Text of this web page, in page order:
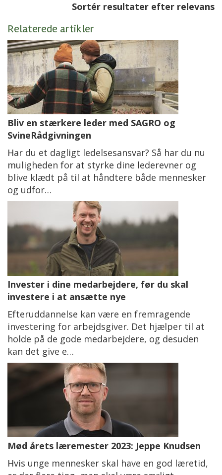
Sortér resultater efter relevans
Relaterede artikler
Bliv en stærkere leder med SAGRO og
SvineRådgivningen
Har du et dagligt ledelsesansvar? Så har du nu
muligheden for at styrke dine lederevner og
blive klædt på til at håndtere både mennesker
og udfor…
Invester i dine medarbejdere, før du skal
investere i at ansætte nye
Efteruddannelse kan være en fremragende
investering for arbejdsgiver. Det hjælper til at
holde på de gode medarbejdere, og desuden
kan det give e…
Mød årets læremester 2023: Jeppe Knudsen
Hvis unge mennesker skal have en god læretid,